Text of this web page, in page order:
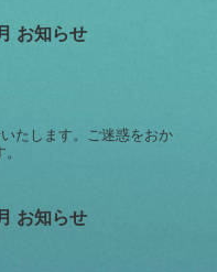
お知らせ
たします。ご迷惑をおか
お知らせ